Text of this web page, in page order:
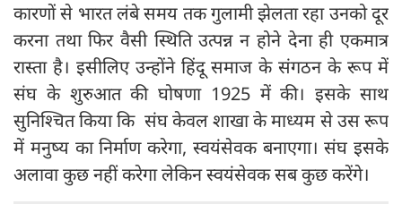
कारणों से भारत लंबे समय तक गुलामी झेलता रहा उनको दूर
करना तथा फिर वैसी स्थिति उत्पन्न न होने देना ही एकमात्र
रास्ता है। इसीलिए उन्होंने हिंदू समाज के संगठन के रूप में
संघ के शुरुआत की घोषणा 1925 में की। इसके साथ
सुनिश्चित किया कि संघ केवल शाखा के माध्यम से उस रूप
में मनुष्य का निर्माण करेगा, स्वयंसेवक बनाएगा। संघ इसके
अलावा कुछ नहीं करेगा लेकिन स्वयंसेवक सब कुछ करेंगे।